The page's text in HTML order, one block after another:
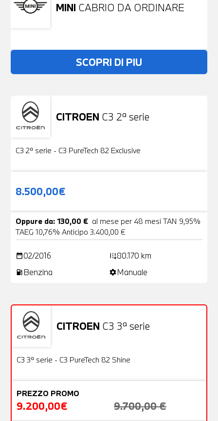
MINI CABRIO DA ORDINARE
SCOPRI DI PIU
CITROEN C3 2ª serie
Usato
C3 2ª serie - C3 PureTech 82 Exclusive
8.500,00€
Oppure da: 130,00 € al mese per 48 mesi TAN 9,95%
TAEG 10,76% Anticipo 3.400,00 €
date_range02/2016 add_road80.170 km
local_gas_station Benzina settingsManuale
CITROEN C3 3ª serie
OFFERTA
Usato
C3 3ª serie - C3 PureTech 82 Shine
PREZZO PROMO
9.200,00€ 9.700,00 €